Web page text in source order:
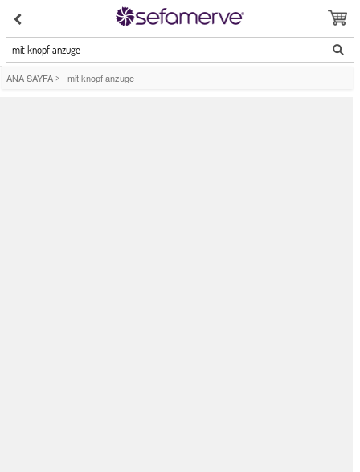
mit knopf anzuge
ANA SAYFA > mit knopf anzuge